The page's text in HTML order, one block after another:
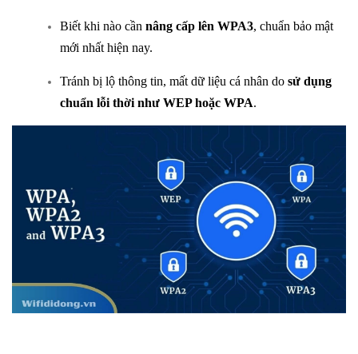
Biết khi nào cần nâng cấp lên WPA3, chuẩn bảo mật
mới nhất hiện nay.
Tránh bị lộ thông tin, mất dữ liệu cá nhân do sử dụng
chuẩn lỗi thời như WEP hoặc WPA.